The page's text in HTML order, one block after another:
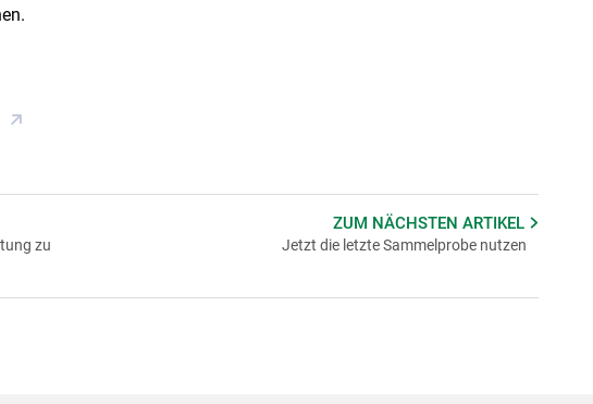
zu
ZUM NÄCHSTENARTIKEL
Jetzt die letzte Sammelprobe nutzen